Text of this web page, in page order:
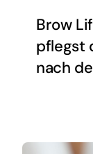
Brow
pflegst
nach